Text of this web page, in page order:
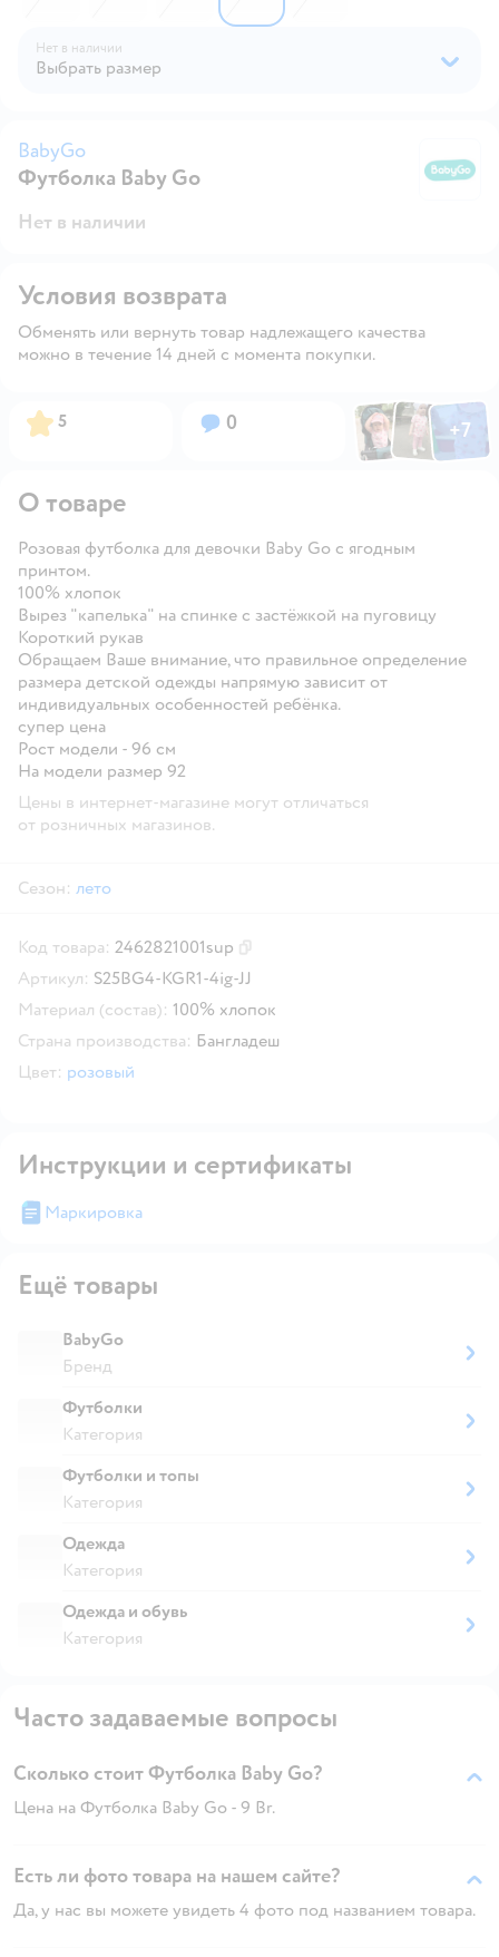
Нет в наличии
Выбрать размер
BabyGo
Футболка Baby Gо
Нет в наличии
Условия возврата
Обменять или вернуть товар надлежащего качества
можно в течение 14 дней с момента покупки.
Рейтинг:
5 Вопросов:
0 ФотоФотоФото
+7
Открыть
О товаре
Розовая футболка для девочки Baby Gо с ягодным
принтом.
100% хлопок
Вырез "капелька" на спинке с застёжкой на пуговицу
Короткий рукав
Обращаем Ваше внимание, что правильное определение
размера детской одежды напрямую зависит от
индивидуальных особенностей ребёнка.
супер цена
Рост модели - 96 см
На модели размер 92
Цены в интернет-магазине могут отличаться
от розничных магазинов.
Сезон: лето
Код товара: 2462821001sup
Артикул: S25BG4-KGR1-4ig-JJ
Материал (состав): 100% хлопок
Страна производства: Бангладеш
Цвет: розовый
Инструкции и сертификаты
Маркировка
Ещё товары
BabyGo
Бренд
Футболки
Категория
Футболки и топы
Категория
Одежда
Категория
Одежда и обувь
Категория
Часто задаваемые вопросы
Сколько стоит Футболка Baby Gо?
Цена на Футболка Baby Gо - 9 Br.
Есть ли фото товара на нашем сайте?
Да, у нас вы можете увидеть 4 фото под названием товара.